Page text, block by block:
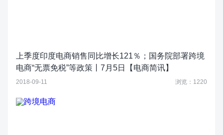
上季度印度电商销售同比增长121％；国务院部署跨境
电商“无票免税”等政策丨7月5日【电商简讯】
2018-09-11 浏览：1220